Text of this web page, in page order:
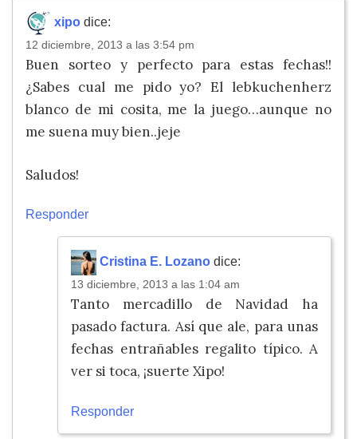
xipo dice:
12 diciembre, 2013 a las 3:54 pm
Buen sorteo y perfecto para estas fechas!!
¿Sabes cual me pido yo? El lebkuchenherz
blanco de mi cosita, me la juego…aunque no
me suena muy bien..jeje
Saludos!
Responder
Cristina E. Lozano dice:
13 diciembre, 2013 a las 1:04 am
Tanto mercadillo de Navidad ha
pasado factura. Así que ale, para unas
fechas entrañables regalito típico. A
ver si toca, ¡suerte Xipo!
Responder